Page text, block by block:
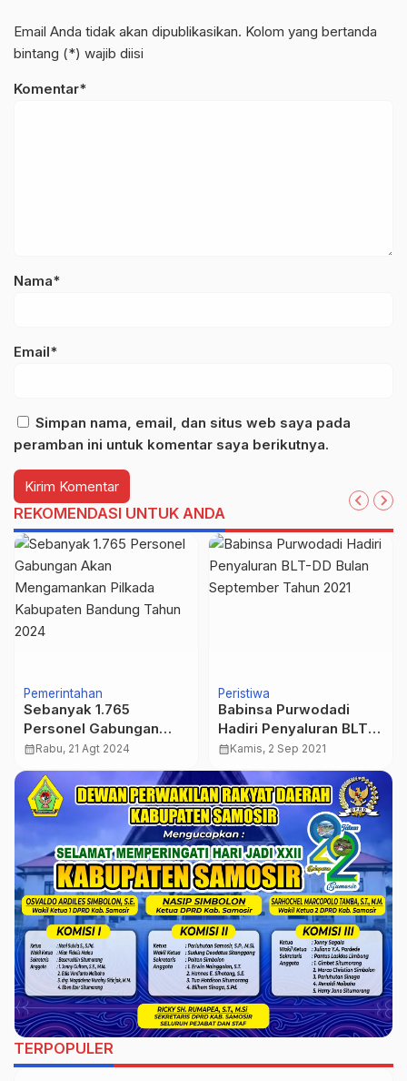
Email Anda tidak akan dipublikasikan. Kolom yang bertanda
bintang (*) wajib diisi
Komentar*
Nama*
Email*
Simpan nama, email, dan situs web saya pada
peramban ini untuk komentar saya berikutnya.
REKOMENDASI UNTUK ANDA
Pemerintahan
Sebanyak 1.765
Personel Gabungan
Akan Mengamankan
Bandung Tahun 2024
calendar_monthRabu, 21 Agt 2024
Peristiwa
Babinsa Purwodadi
Hadiri Penyaluran BLT-
DD Bulan September
calendar_monthKamis, 2 Sep 2021
TERPOPULER